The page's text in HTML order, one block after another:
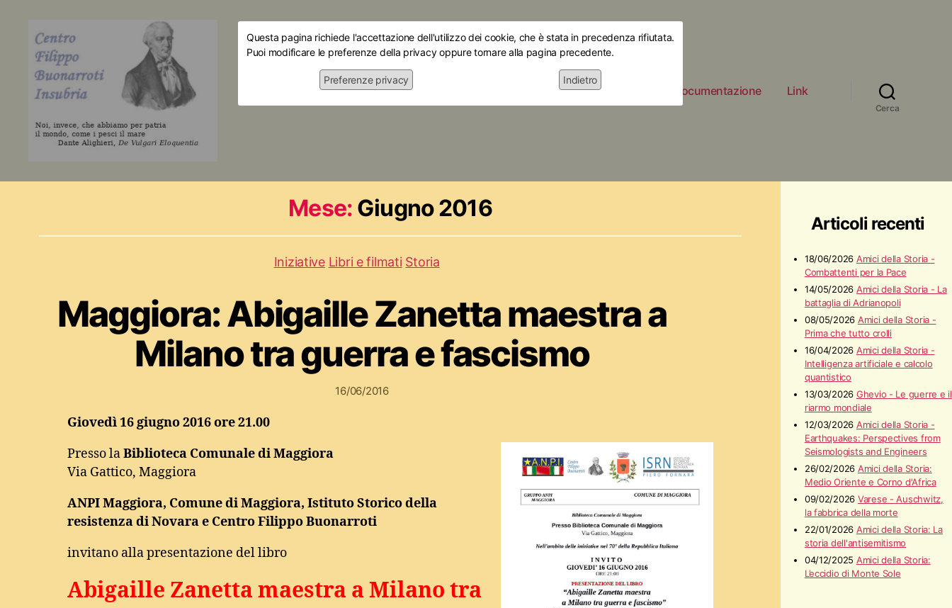
Home Le mostre Documentazione Link
Cerca
Questa pagina richiede l'accettazione dell'utilizzo dei cookie, che è stata in precedenza rifiutata.
Puoi modificare le preferenze della privacy oppure tornare alla pagina precedente.
Preferenze privacy Indietro
Articoli recenti
18/06/2026 Amici della Storia -
Combattenti per la Pace
14/05/2026 Amici della Storia - La
battaglia di Adrianopoli
08/05/2026 Amici della Storia -
Prima che tutto crolli
16/04/2026 Amici della Storia -
Intelligenza artificiale e calcolo
quantistico
13/03/2026 Ghevio - Le guerre e il
riarmo mondiale
12/03/2026 Amici della Storia -
Earthquakes: Perspectives from
Seismologists and Engineers
26/02/2026 Amici della Storia:
Medio Oriente e Corno d'Africa
09/02/2026 Varese - Auschwitz,
la fabbrica della morte
22/01/2026 Amici della Storia: La
storia dell'antisemitismo
04/12/2025 Amici della Storia:
L’eccidio di Monte Sole
Mese: Giugno 2016
Iniziative Libri e filmati Storia
Maggiora: Abigaille Zanetta maestra a
Milano tra guerra e fascismo
16/06/2016
Giovedì 16 giugno 2016 ore 21.00
Presso laBiblioteca Comunale di Maggiora
Via Gattico, Maggiora
ANPI Maggiora, Comune di Maggiora, Istituto Storico della
resistenza di Novara e Centro Filippo Buonarroti
invitano alla presentazione del libro
Abigaille Zanetta maestra a Milano tra